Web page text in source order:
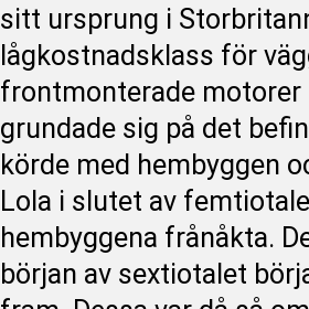
sitt ursprung i
lågkostnadsklass för
frontmonterade motorer
grundade sig på det
körde med hembyggen
Lola i slutet av
hembyggena frånåkta.
början av sextiotalet